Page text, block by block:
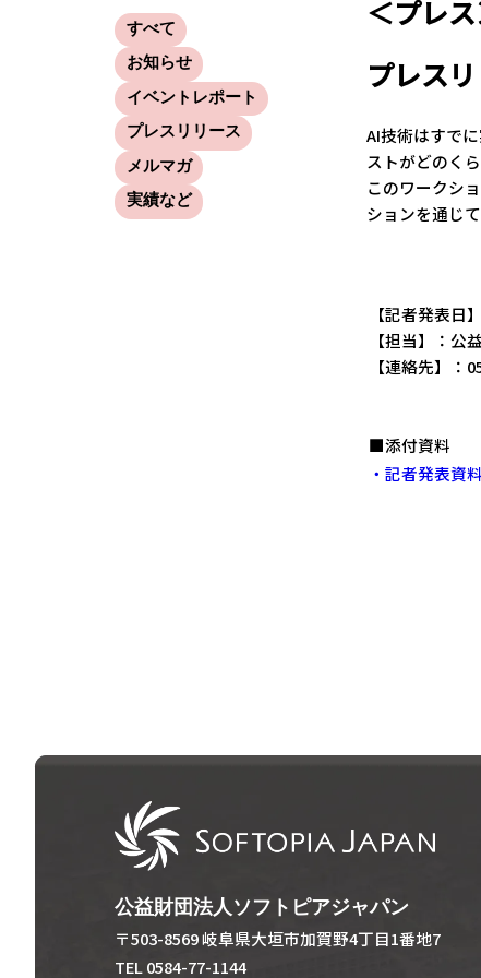
すべて
お知らせ
イベントレポート
プレスリリース
メルマガ
実績など
＜プレ
プレス
AI技術はすで
ストがどのく
このワークシ
ションを通じ
【記者発表日
【担当】：
【連絡先】：
■添付資料
・記者発表資
公益財団法人ソフトピアジャパン
〒503-8569 岐阜県大垣市加賀野4丁目1番地7
TEL 0584-77-1144